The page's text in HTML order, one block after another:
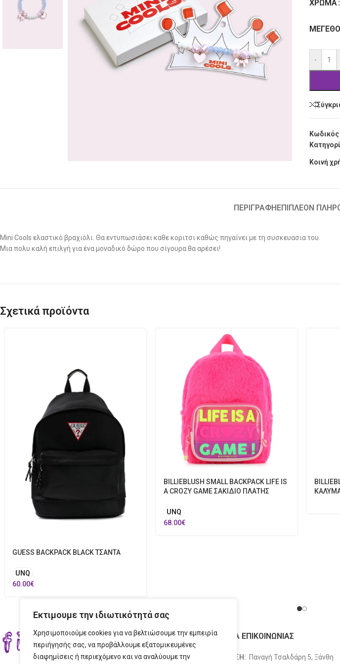
Εκτιμουμε την ιδιωτικότητά σας
Χρησιμοποιούμε cookies για να βελτιώσουμε την εμπειρία
περιήγησής σας, να προβάλλουμε εξατομικευμένες
διαφημίσεις ή περιεχόμενο και να αναλύουμε την
ΧΡΏΜΑ
-
Κοινή
ΠΕΡΙΓΡΑΦΉ ΕΠΙΠΛΈΟΝ
Mini Cools ελαστικό βραχιόλι. Θα εντυπωσιάσει καθε κοριτσι καθώς πηγαίνει με τη συσκευασια του.
Μια πολυ καλή επιλγή για ένα μοναδικό δώρο που σίγουρα θα αρέσει!
Σχετικά προϊόντα
GUESS BACKPACK BLACK ΤΣΑΝΤΑ
UNQ
60.00€
BILLIEBLUSH SMALL BACKPACK LIFE IS
A CROZY GAME ΣΑΚΙΔΙΟ ΠΛΑΤΗΣ
UNQ
68.00€
ΣΤΟΙΧΕΙΑ ΕΠΙΚΟΙΝΩΝΙΑΣ
ΔΙΕΥΘΥΝΣΗ: Παναγή Τσαλδάρη 5, Ξάνθη